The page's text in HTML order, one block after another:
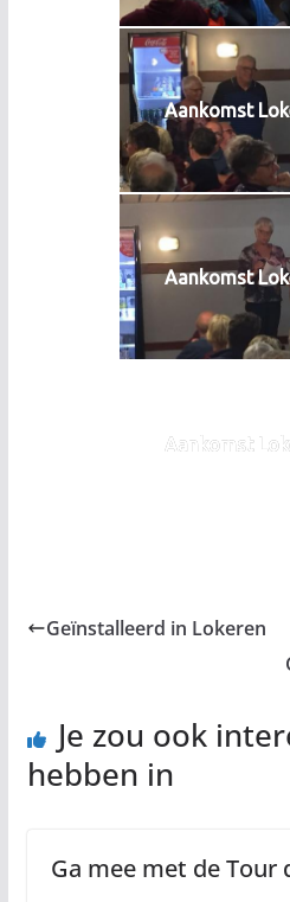
Aankomst
Aankomst
Aankomst
Geïnstalleerd in Lokeren
Je zou ook
hebben in
Ga mee met de Tour